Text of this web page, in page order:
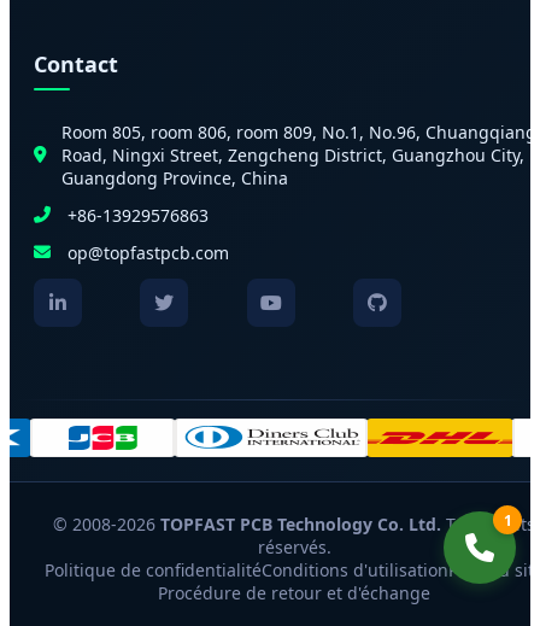
Contact
Room 805, room 806, room 809, No.1, No.96, Chuangqiang
Road, Ningxi Street, Zengcheng District, Guangzhou City,
Guangdong Province, China
+86-13929576863
op@topfastpcb.com
© 2008-2026 TOPFAST PCB Technology Co. Ltd. Tous droits
réservés.
Politique de confidentialitéConditions d'utilisationPlan du
Procédure de retour et d'échange
1